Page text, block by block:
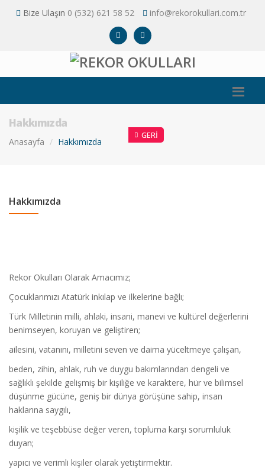
Bize Ulaşın 0 (532) 621 58 52 info@rekorokullari.com.tr
Hakkımızda
Anasayfa Hakkımızda
GERI
Hakkımızda
Rekor Okulları Olarak Amacımız;
Çocuklarımızı Atatürk inkılap ve ilkelerine bağlı;
Türk Milletinin milli, ahlaki, insani, manevi ve kültürel değerlerini
benimseyen, koruyan ve geliştiren;
ailesini, vatanını, milletini seven ve daima yüceltmeye çalışan,
beden, zihin, ahlak, ruh ve duygu bakımlarından dengeli ve
sağlıklı şekilde gelişmiş bir kişiliğe ve karaktere, hür ve bilimsel
düşünme gücüne, geniş bir dünya görüşüne sahip, insan
haklarına saygılı,
kişilik ve teşebbüse değer veren, topluma karşı sorumluluk
duyan;
yapıcı ve verimli kişiler olarak yetiştirmektir.